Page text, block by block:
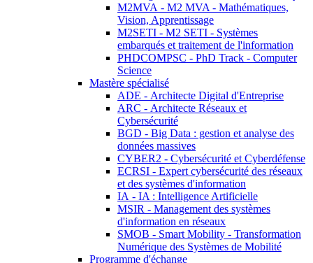
M2MVA - M2 MVA - Mathématiques,
Vision, Apprentissage
M2SETI - M2 SETI - Systèmes
embarqués et traitement de l'information
PHDCOMPSC - PhD Track - Computer
Science
Mastère spécialisé
ADE - Architecte Digital d'Entreprise
ARC - Architecte Réseaux et
Cybersécurité
BGD - Big Data : gestion et analyse des
données massives
CYBER2 - Cybersécurité et Cyberdéfense
ECRSI - Expert cybersécurité des réseaux
et des systèmes d'information
IA - IA : Intelligence Artificielle
MSIR - Management des systèmes
d'information en réseaux
SMOB - Smart Mobility - Transformation
Numérique des Systèmes de Mobilité
Programme d'échange